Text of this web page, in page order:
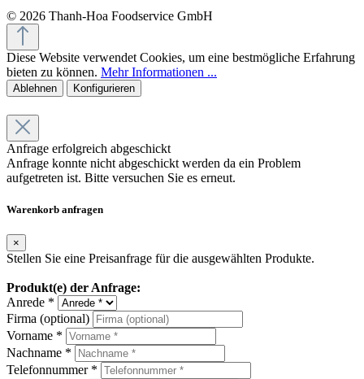
© 2026 Thanh-Hoa Foodservice GmbH
Diese Website verwendet Cookies, um eine bestmögliche Erfahrung
bieten zu können. Mehr Informationen ...
Ablehnen Konfigurieren
Anfrage erfolgreich abgeschickt
Anfrage konnte nicht abgeschickt werden da ein Problem
aufgetreten ist. Bitte versuchen Sie es erneut.
Warenkorb anfragen
×
Stellen Sie eine Preisanfrage für die ausgewählten Produkte.
Produkt(e) der Anfrage:
Anrede *
Firma (optional)
Vorname *
Nachname *
Telefonnummer *